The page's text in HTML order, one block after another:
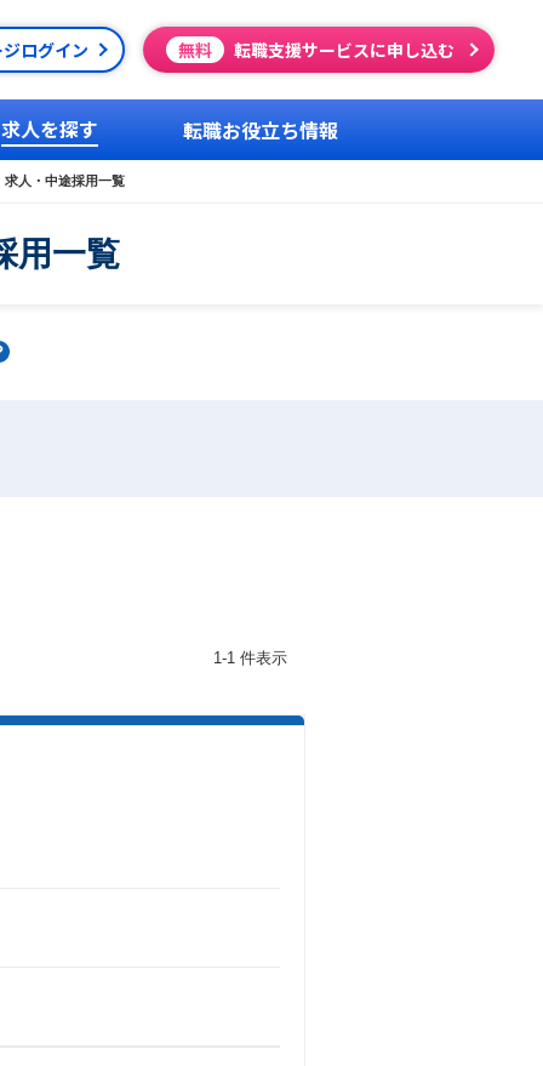
ログイン 無料 転職支援サービスに申し込む
求人を探す 転職お役立ち情報
求人・中途採用一覧
用一覧
1-1 件表示